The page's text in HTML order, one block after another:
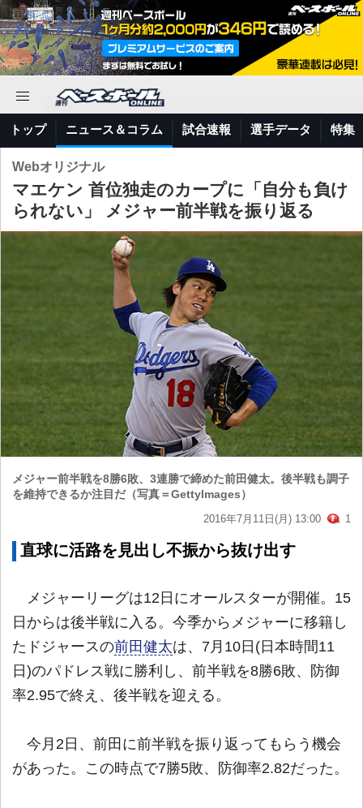
トップ ニュース＆コラム 試合速報 選手データ 特集
Webオリジナル
マエケン 首位独走のカープに「自分も負け
られない」 メジャー前半戦を振り返る
メジャー前半戦を8勝6敗、3連勝で締めた前田健太。後半戦も調子
を維持できるか注目だ（写真＝GettyImages）
2016年7月11日(月) 13:00
1
直球に活路を見出し不振から抜け出す
メジャーリーグは12日にオールスターが開催。15
日からは後半戦に入る。今季からメジャーに移籍し
たドジャースの前田健太は、7月10日(日本時間11
日)のパドレス戦に勝利し、前半戦を8勝6敗、防御
率2.95で終え、後半戦を迎える。
今月2日、前田に前半戦を振り返ってもらう機会
があった。この時点で7勝5敗、防御率2.82だった。